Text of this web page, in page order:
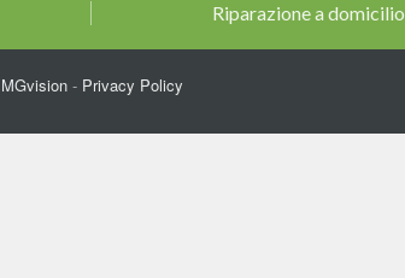
Riparazione a domicilio
MGvision - Privacy Policy